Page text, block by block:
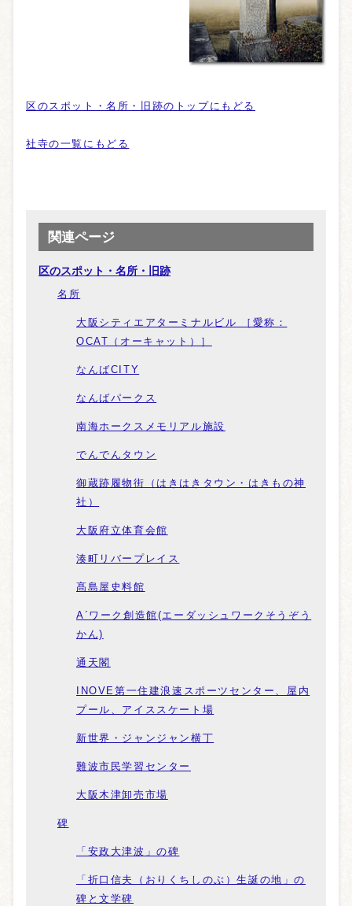
区のスポット・名所・旧跡のトップにもどる
社寺の一覧にもどる
関連ページ
区のスポット・名所・旧跡
名所
大阪シティエアターミナルビル ［愛称：
OCAT（オーキャット）］
なんばCITY
なんばパークス
南海ホークスメモリアル施設
でんでんタウン
御蔵跡履物街（はきはきタウン・はきもの神
社）
大阪府立体育会館
湊町リバープレイス
髙島屋史料館
A´ワーク創造館(エーダッシュワークそうぞう
かん)
通天閣
INOVE第一住建浪速スポーツセンター、屋内
プール、アイススケート場
新世界・ジャンジャン横丁
難波市民学習センター
大阪木津卸売市場
碑
「安政大津波」の碑
「折口信夫（おりくちしのぶ）生誕の地」の
碑と文学碑